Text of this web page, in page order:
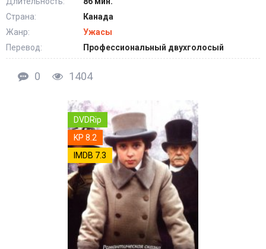
Страна:
Канада
Жанр:
Ужасы
Перевод:
Профессиональный двухголосый
0 1404
DVDRip
KP 8.2
IMDB 7.3